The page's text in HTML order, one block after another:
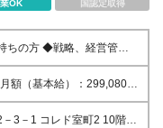
OK 国認定取得
ちの方 ◆戦略、経営管
れかの領域での実務経験
械 等）での開発／設計
円～（固定残業時間45
外労働の残業手当は追加支
3－1 コレド室町2 10階